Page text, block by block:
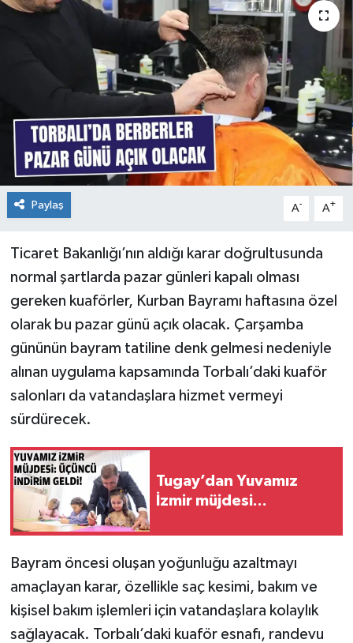
Paylaş A- A+
Ticaret Bakanlığı’nın aldığı karar doğrultusunda
normal şartlarda pazar günleri kapalı olması
gereken kuaförler, Kurban Bayramı haftasına özel
olarak bu pazar günü açık olacak. Çarşamba
gününün bayram tatiline denk gelmesi nedeniyle
alınan uygulama kapsamında Torbalı’daki kuaför
salonları da vatandaşlara hizmet vermeyi
sürdürecek.
Tugay’dan Yuvamız
İzmir müjdesi...
Bayram öncesi oluşan yoğunluğu azaltmayı
amaçlayan karar, özellikle saç kesimi, bakım ve
kişisel bakım işlemleri için vatandaşlara kolaylık
sağlayacak. Torbalı’daki kuaför esnafı, randevu